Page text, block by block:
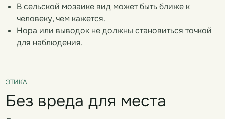
В сельской мозаике вид может быть ближе к
человеку, чем кажется.
Нора или выводок не должны становиться точкой
для наблюдения.
ЭТИКА
Без вреда для места